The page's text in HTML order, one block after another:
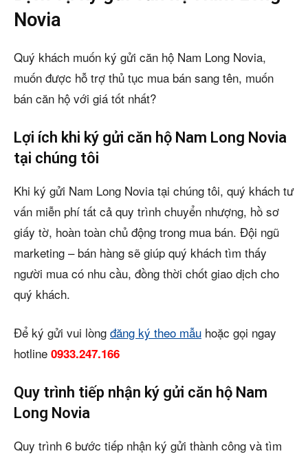
Novia
Quý khách muốn ký gửi căn hộ Nam Long Novia,
muốn được hỗ trợ thủ tục mua bán sang tên, muốn
bán căn hộ với giá tốt nhất?
Lợi ích khi ký gửi căn hộ Nam Long Novia
tại chúng tôi
Khi ký gửi Nam Long Novia tại chúng tôi, quý khách tư
vấn miễn phí tất cả quy trình chuyển nhượng, hồ sơ
giấy tờ, hoàn toàn chủ động trong mua bán. Đội ngũ
marketing – bán hàng sẽ giúp quý khách tìm thấy
người mua có nhu cầu, đồng thời chốt giao dịch cho
quý khách.
Để ký gửi vui lòng đăng ký theo mẫu hoặc gọi ngay
hotline 0933.247.166
Quy trình tiếp nhận ký gửi căn hộ Nam
Long Novia
Quy trình 6 bước tiếp nhận ký gửi thành công và tìm